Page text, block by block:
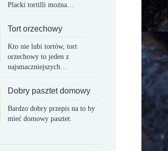
Placki tortilli można…
Tort orzechowy
Kto nie lubi tortów, tort
orzechowy to jeden z
najsmaczniejszych…
Dobry pasztet domowy
Bardzo dobry przepis na to by
mieć domowy pasztet.